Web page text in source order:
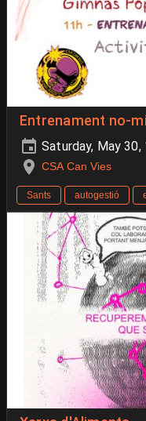
Entrenament no-
Saturday, May
CSA Can Vies
Sants autogestió